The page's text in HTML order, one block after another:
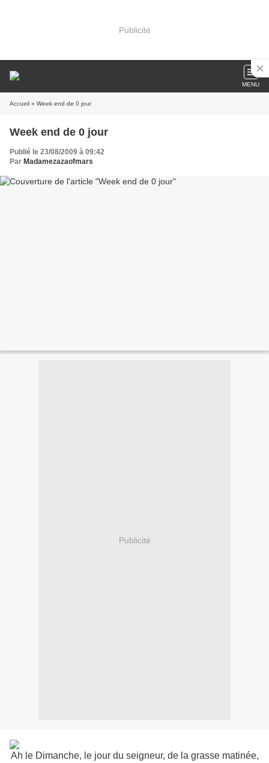
Publicité
MENU
Accueil » Week end de 0 jour
Week end de 0 jour
Publié le 23/08/2009 à 09:42
Par Madamezazaofmars
Publicité
Ah le Dimanche, le jour du seigneur, de la grasse matinée,